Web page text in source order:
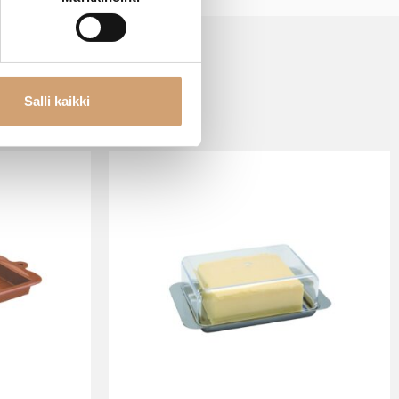
Salli kaikki